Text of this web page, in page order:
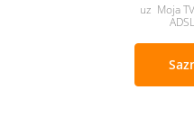
uz Moja